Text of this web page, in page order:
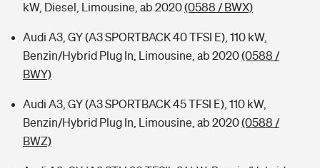
kW, Diesel, Limousine, ab 2020(0588 / BWX)
Audi A3, GY (A3 SPORTBACK 40 TFSI E), 110 kW,
Benzin/Hybrid Plug In, Limousine, ab 2020(0588 /
BWY)
Audi A3, GY (A3 SPORTBACK 45 TFSI E), 110 kW,
Benzin/Hybrid Plug In, Limousine, ab 2020(0588 /
BWZ)